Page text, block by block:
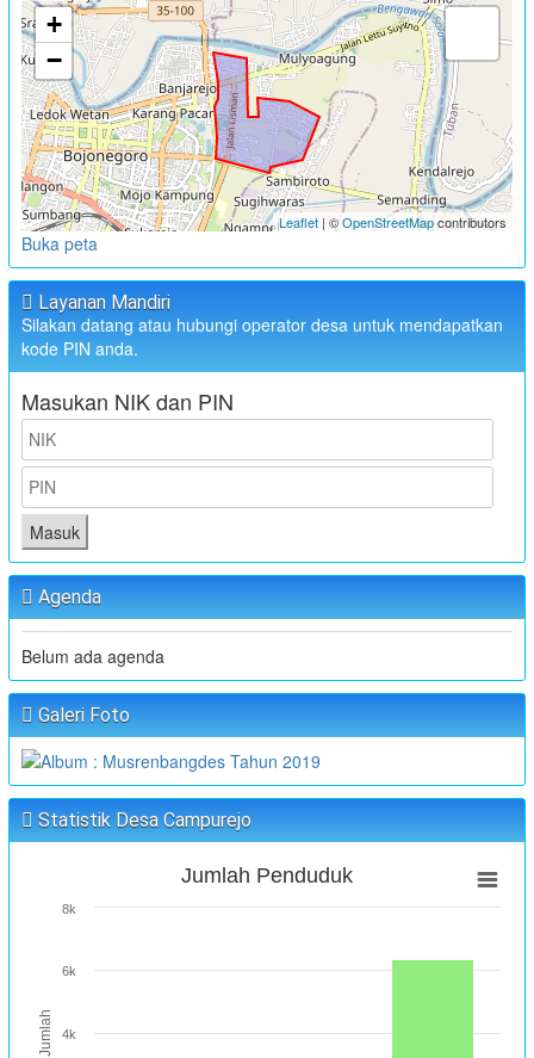
+
−
Leaflet | ©OpenStreetMapcontributors
Buka peta
Layanan Mandiri
Silakan datang atau hubungi operator desa untuk mendapatkan
kode PIN anda.
Masukan NIK dan PIN
Masuk
Agenda
Belum ada agenda
Galeri Foto
Statistik Desa Campurejo
Jumlah
Jumlah Penduduk
4k
6k
8k